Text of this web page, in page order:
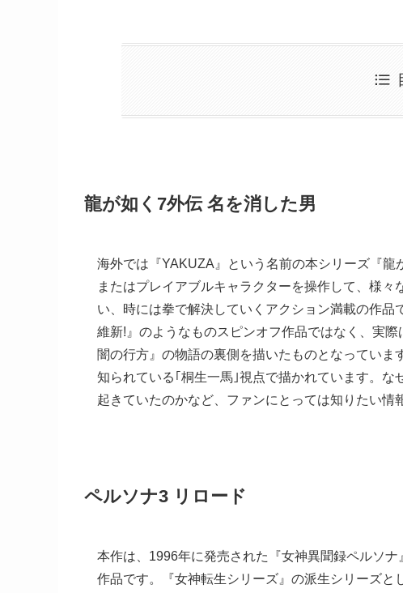
龍が如く7外伝 名を消した男
海外では『YAKUZA』という名前の本シリーズ『
またはプレイアブルキャラクターを操作して、様
い、時には拳で解決していくアクション満載の作品
維新!』のようなものスピンオフ作品ではなく、実
闇の行方』の物語の裏側を描いたものとなってい
知られている｢桐生一馬｣視点で描かれています。
起きていたのかなど、ファンにとっては知りたい情
ペルソナ3 リロード
本作は、1996年に発売された『女神異聞録ペルソ
作品です。『女神転生シリーズ』の派生シリーズと